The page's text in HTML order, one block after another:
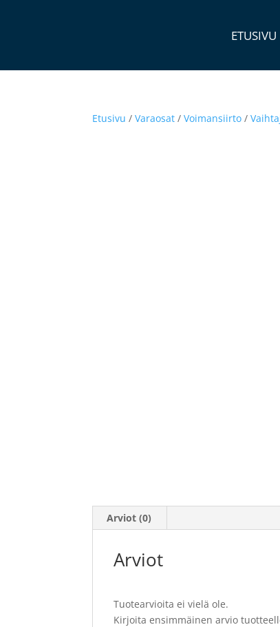
ETUSIVU
Etusivu /Varaosat /Voimansiirto /
Arviot (0)
Arviot
Tuotearvioita ei vielä ole.
Kirjoita ensimmäinen arvio